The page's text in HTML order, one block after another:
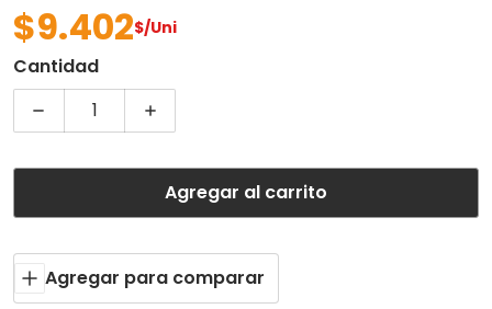
$9.402$/Uni
Cantidad
Disminuir cantidad para SWITCH BALANCIN 4P
Aumentar cantidad para SWITCH
Agregar al carrito
Agregar para comparar